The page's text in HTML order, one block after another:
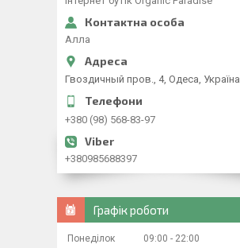
Алла
Гвоздичный пров., 4, Одеса, Україна
+380 (98) 568-83-97
+380985688397
Графік роботи
Понеділок 09:00
22:00